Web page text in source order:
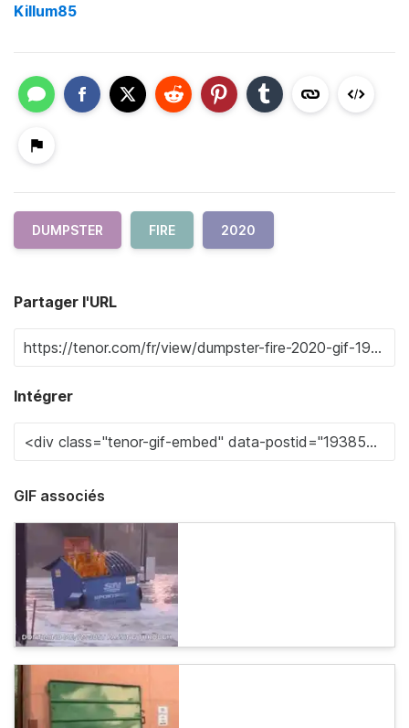
Killum85
DUMPSTER FIRE 2020
Partager l'URL
Intégrer
GIF associés